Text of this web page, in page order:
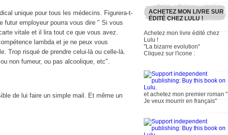
unique pour tous les médecins. Figurera-t-
futur employeur pourra vous dire " Si vous
vitale et il lira tout ce que vous avez.
lambda et je ne peux vous
Trop risqué de prendre celui-là ou celle-là.
non fumeur, ou pas alcoolique, etc".
de lui faire un simple mail. Et même un
ACHETEZ MON LIVRE SUR
ÉDITÉ CHEZ LULU !
Achetez mon livre édité chez
Lulu !
"La bizarre evolution"
Cliquez sur l'icone :
et achetez mon premier roman "
Je veux mourrir en français"